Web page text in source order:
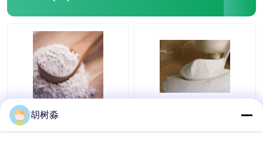
Fibras de concreto armado
Adição concreta
Produtos geossintéticos
FCC sinantrina Inulina
110 Kcal Fibra
胡树淼